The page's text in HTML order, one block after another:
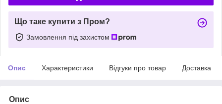
Що таке купити з Пром?
Замовлення під захистом
Опис Характеристики Відгуки про товар Доставка
Опис